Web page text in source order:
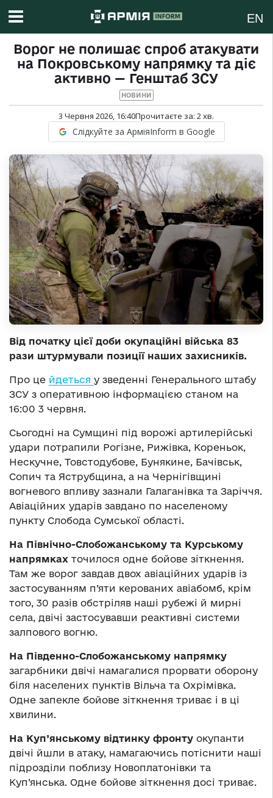
EN
Ворог не полишає спроб атакувати
на Покровському напрямку та діє
активно — Генштаб ЗСУ
НОВИНИ
3 Червня 2026, 16:40Прочитаєте за: 2хв.
Слідкуйте за АрміяInform в Google
Від початку цієї доби окупаційні війська 83
рази штурмували позиції наших захисників.
Про це йдеться у зведенні Генерального штабу
ЗСУ з оперативною інформацією станом на
16:00 3 червня.
Сьогодні на Сумщині під ворожі артилерійські
удари потрапили Рогізне, Рижівка, Кореньок,
Нескучне, Товстодубове, Бунякине, Бачівськ,
Сопич та Яструбщина, а на Чернігівщині
вогневого впливу зазнали Галаганівка та Заріччя.
Авіаційних ударів завдано по населеному
пункту Слобода Сумської області.
На Північно-Слобожанському та Курському
напрямках точилося одне бойове зіткнення.
Там же ворог завдав двох авіаційних ударів із
застосуванням п’яти керованих авіабомб, крім
того, 30 разів обстріляв наші рубежі й мирні
села, двічі застосувавши реактивні системи
залпового вогню.
На Південно-Слобожанському напрямку
загарбники двічі намагалися прорвати оборону
біля населених пунктів Вільча та Охрімівка.
Одне запекле бойове зіткнення триває і в ці
хвилини.
На Куп’янському відтинку фронту окупанти
двічі йшли в атаку, намагаючись потіснити наші
підрозділи поблизу Новоплатонівки та
Куп’янська. Одне бойове зіткнення досі триває.